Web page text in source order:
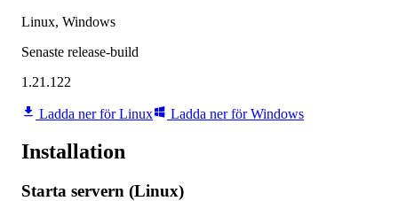
Linux, Windows
Senaste release-build
1.21.122
Ladda ner för Linux Ladda ner för Windows
Installation
Starta servern (Linux)